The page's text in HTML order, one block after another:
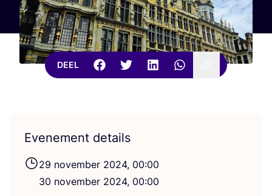
DEEL
Evenement details
29 novem­ber 2024, 00:00
30 novem­ber 2024, 00:00